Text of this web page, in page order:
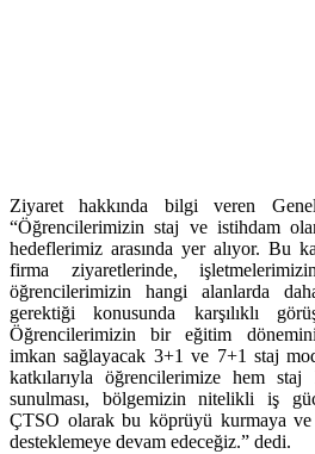
Ziyaret hakkında bilgi veren
“Öğrencilerimizin staj ve istihdam
hedeflerimiz arasında yer alıyor. Bu
firma ziyaretlerinde,
öğrencilerimizin hangi alanlarda
gerektiği konusunda karşılıklı
Öğrencilerimizin bir eğitim
imkan sağlayacak 3+1 ve 7+1 staj
katkılarıyla öğrencilerimize hem staj
sunulması, bölgemizin nitelikli iş
ÇTSO olarak bu köprüyü kurmaya
desteklemeye devam edeceğiz.” dedi.